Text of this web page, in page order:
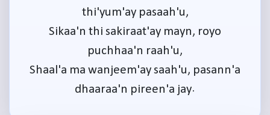
thi'yum'ay pasaah'u,
Sikaa'n thi sakiraat'ay mayn, royo
puchhaa'n raah'u,
Shaal'a ma wanjeem'ay saah'u, pasann'a
dhaaraa'n pireen'a jay.